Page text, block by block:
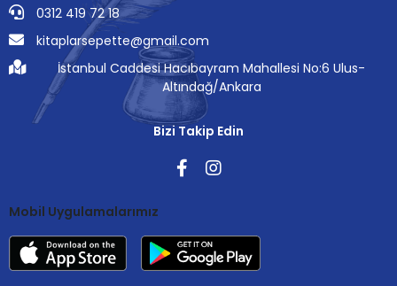
0312 419 72 18
kitaplarsepette@gmail.com
İstanbul Caddesi Hacıbayram Mahallesi No:6 Ulus-
Altındağ/Ankara
Bizi Takip Edin
Mobil Uygulamalarımız